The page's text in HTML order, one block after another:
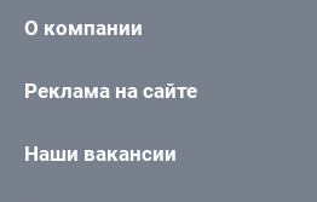
О компании
Реклама на сайте
Наши вакансии